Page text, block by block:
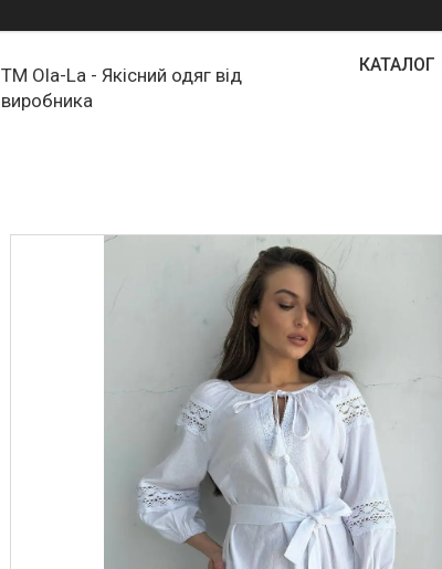
TM Ola-La - Якісний одяг від
виробника
КАТАЛОГ